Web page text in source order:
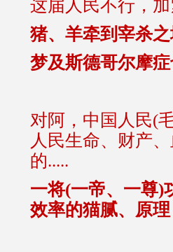
这届人民不行，
猪、羊牵到宰杀
梦及斯德哥尔摩
对阿，中国人民(
人民生命、财产
的.....
一将(一帝、一尊)
效率的猫腻、原理